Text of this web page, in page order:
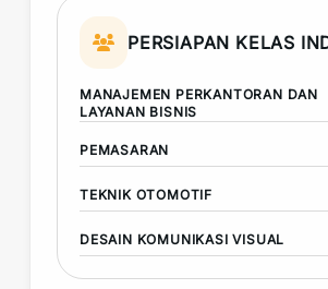
PERSIAPAN KELAS
MANAJEMEN PERKANTORAN DAN
LAYANAN BISNIS
PEMASARAN
TEKNIK OTOMOTIF
DESAIN KOMUNIKASI VISUAL